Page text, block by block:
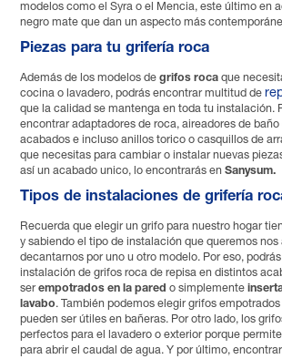
modelos como el Syra o el Mencia, este último en
negro mate que dan un aspecto más
Piezas para tu grifería roca
Además de los modelos de grifos rocaque
cocina o lavadero, podrás encontrar multitud de
que la calidad se mantenga en toda tu instalación.
encontrar adaptadores de roca, aireadores de
acabados e incluso anillos torico o casquillos de
que necesitas para cambiar o instalar nuevas
así un acabado unico, lo encontrarás en Sanysum.
Tipos de instalaciones de grifería
Recuerda que elegir un grifo para nuestro hogar
y sabiendo el tipo de instalación que queremos nos
decantarnos por uno u otro modelo. Por eso,
instalación de grifos roca de repisa en distintos
serempotrados en la pared o simplemente
lavabo. También podemos elegir grifos
pueden ser útiles en bañeras. Por otro lado, los
perfectos para el lavadero o exterior porque
para abrir el caudal de agua. Y por último,